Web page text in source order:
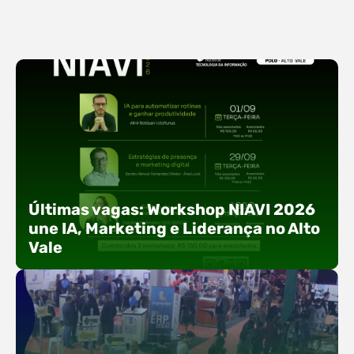
Últimas vagas: Workshop NIAVI 2026
une IA, Marketing e Liderança no Alto
Vale